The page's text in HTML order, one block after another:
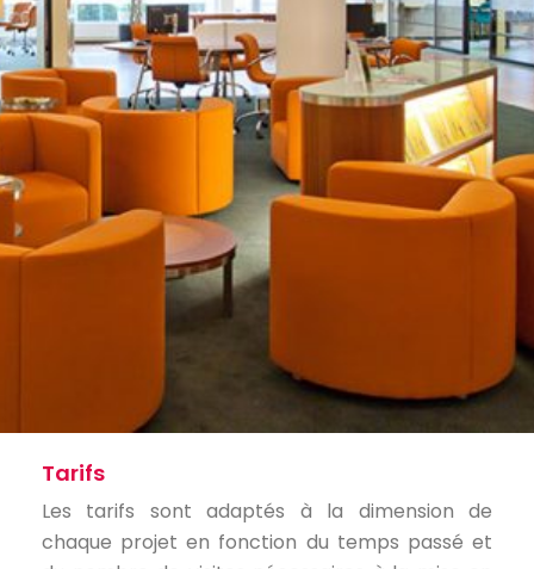
Tarifs
Les tarifs sont adaptés à la dimension de
chaque projet en fonction du temps passé et